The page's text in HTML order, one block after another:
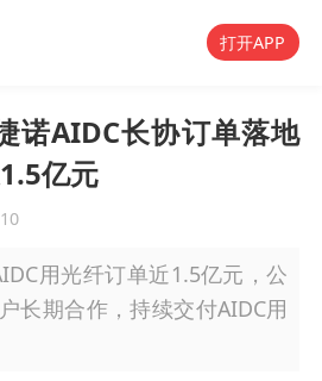
打开APP
诺AIDC长协订单落地
亿元
用光纤订单近1.5亿元，公
长期合作，持续交付AIDC用